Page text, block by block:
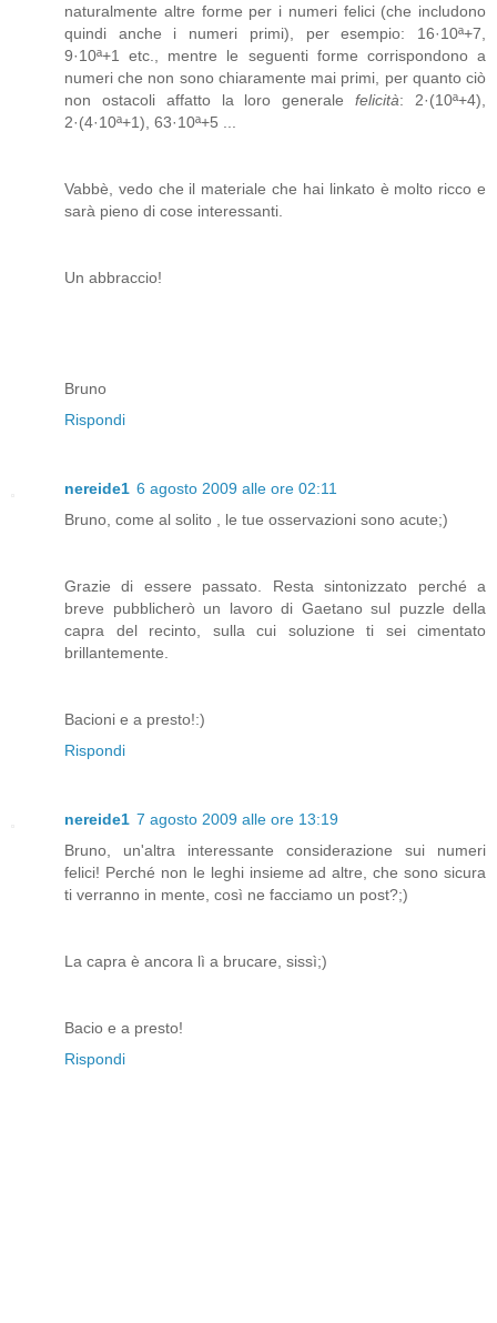
naturalmente altre forme per i numeri felici (che includono
quindi anche i numeri primi), per esempio: 16·10ª+7,
9·10ª+1 etc., mentre le seguenti forme corrispondono a
numeri che non sono chiaramente mai primi, per quanto ciò
non ostacoli affatto la loro generalefelicità: 2·(10ª+4),
2·(4·10ª+1), 63·10ª+5 ...
Vabbè, vedo che il materiale che hai linkato è molto ricco e
sarà pieno di cose interessanti.
Un abbraccio!
Bruno
Rispondi
nereide1 6 agosto 2009 alle ore 02:11
Bruno, come al solito , le tue osservazioni sono acute;)
Grazie di essere passato. Resta sintonizzato perché a
breve pubblicherò un lavoro di Gaetano sul puzzle della
capra del recinto, sulla cui soluzione ti sei cimentato
brillantemente.
Bacioni e a presto!:)
Rispondi
nereide1 7 agosto 2009 alle ore 13:19
Bruno, un'altra interessante considerazione sui numeri
felici! Perché non le leghi insieme ad altre, che sono sicura
ti verranno in mente, così ne facciamo un post?;)
La capra è ancora lì a brucare, sissì;)
Bacio e a presto!
Rispondi